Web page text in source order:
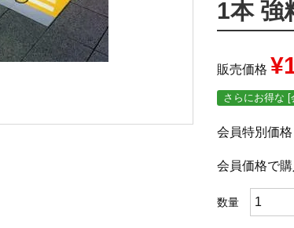
1本 強
販売価格 ¥
さらにお得な [
会員特別価格
会員価格で